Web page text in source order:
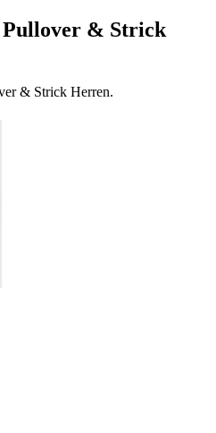
Pullover & Strick
& Strick Herren.